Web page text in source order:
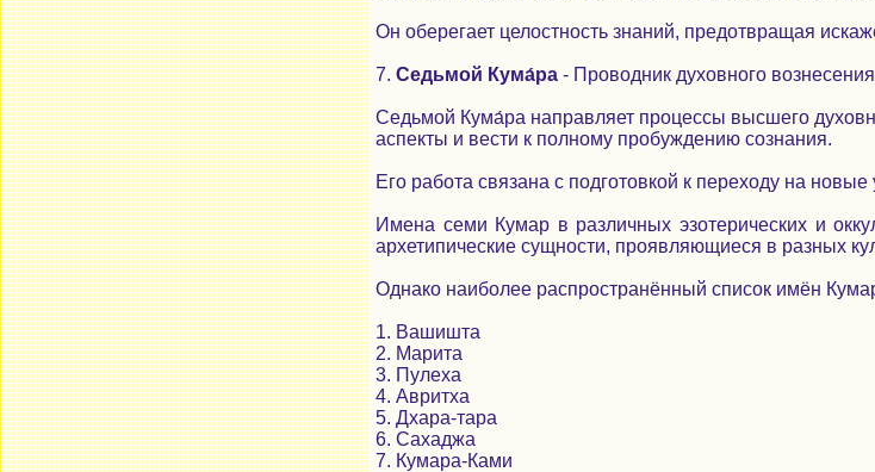
Он оберегает целостность знаний, предотвращая
7. Седьмой Кума́ра - Проводник духовного
Седьмой Кума́ра направляет процессы высшего
аспекты и вести к полному пробуждению сознания.
Его работа связана с подготовкой к переходу на
Имена семи Кумар в различных эзотерических и
архетипические сущности, проявляющиеся в разных
Однако наиболее распространённый список имён
1. Вашишта
2. Марита
3. Пулеха
4. Авритха
5. Дхара-тара
6. Сахаджа
7. Кумара-Ками